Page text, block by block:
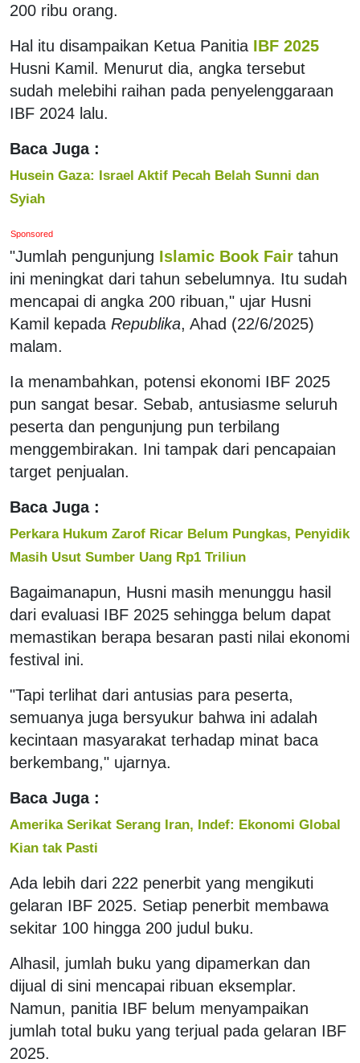
200 ribu orang.
Hal itu disampaikan Ketua Panitia IBF 2025
Husni Kamil. Menurut dia, angka tersebut
sudah melebihi raihan pada penyelenggaraan
IBF 2024 lalu.
Baca Juga :
Husein Gaza: Israel Aktif Pecah Belah Sunni dan
Syiah
Sponsored
"Jumlah pengunjung Islamic Book Fair tahun
ini meningkat dari tahun sebelumnya. Itu sudah
mencapai di angka 200 ribuan," ujar Husni
Kamil kepada Republika, Ahad (22/6/2025)
malam.
Ia menambahkan, potensi ekonomi IBF 2025
pun sangat besar. Sebab, antusiasme seluruh
peserta dan pengunjung pun terbilang
menggembirakan. Ini tampak dari pencapaian
target penjualan.
Baca Juga :
Perkara Hukum Zarof Ricar Belum Pungkas, Penyidik
Masih Usut Sumber Uang Rp1 Triliun
Bagaimanapun, Husni masih menunggu hasil
dari evaluasi IBF 2025 sehingga belum dapat
memastikan berapa besaran pasti nilai ekonomi
festival ini.
"Tapi terlihat dari antusias para peserta,
semuanya juga bersyukur bahwa ini adalah
kecintaan masyarakat terhadap minat baca
berkembang," ujarnya.
Baca Juga :
Amerika Serikat Serang Iran, Indef: Ekonomi Global
Kian tak Pasti
Ada lebih dari 222 penerbit yang mengikuti
gelaran IBF 2025. Setiap penerbit membawa
sekitar 100 hingga 200 judul buku.
Alhasil, jumlah buku yang dipamerkan dan
dijual di sini mencapai ribuan eksemplar.
Namun, panitia IBF belum menyampaikan
jumlah total buku yang terjual pada gelaran IBF
2025.